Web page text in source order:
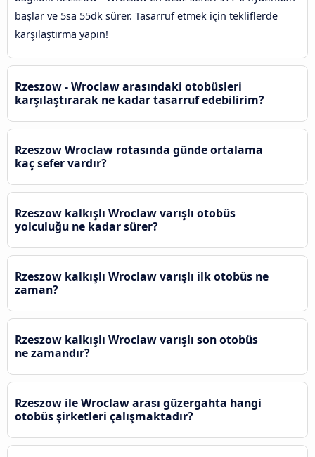
başlar ve 5sa 55dk sürer. Tasarruf etmek için tekliflerde
karşılaştırma yapın!
Rzeszow - Wroclaw arasındaki otobüsleri
karşılaştırarak ne kadar tasarruf edebilirim?
Rzeszow Wroclaw rotasında günde ortalama
kaç sefer vardır?
Rzeszow kalkışlı Wroclaw varışlı otobüs
yolculuğu ne kadar sürer?
Rzeszow kalkışlı Wroclaw varışlı ilk otobüs ne
zaman?
Rzeszow kalkışlı Wroclaw varışlı son otobüs
ne zamandır?
Rzeszow ile Wroclaw arası güzergahta hangi
otobüs şirketleri çalışmaktadır?